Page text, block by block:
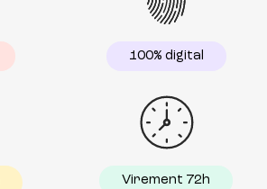
100% digital
Virement 72h